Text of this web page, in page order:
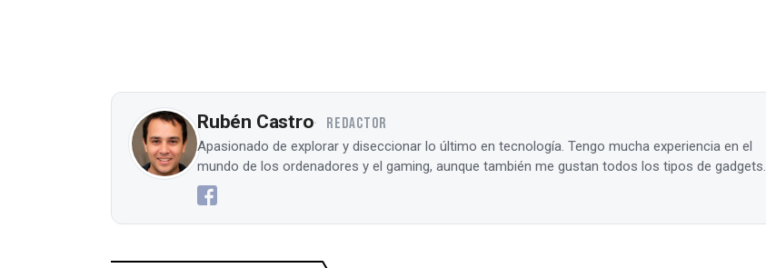
Rubén Castro REDACTOR
Apasionado de explorar y diseccionar lo último en tecnología. Tengo mucha experiencia en el
mundo de los ordenadores y el gaming, aunque también me gustan todos los tipos de gadgets.